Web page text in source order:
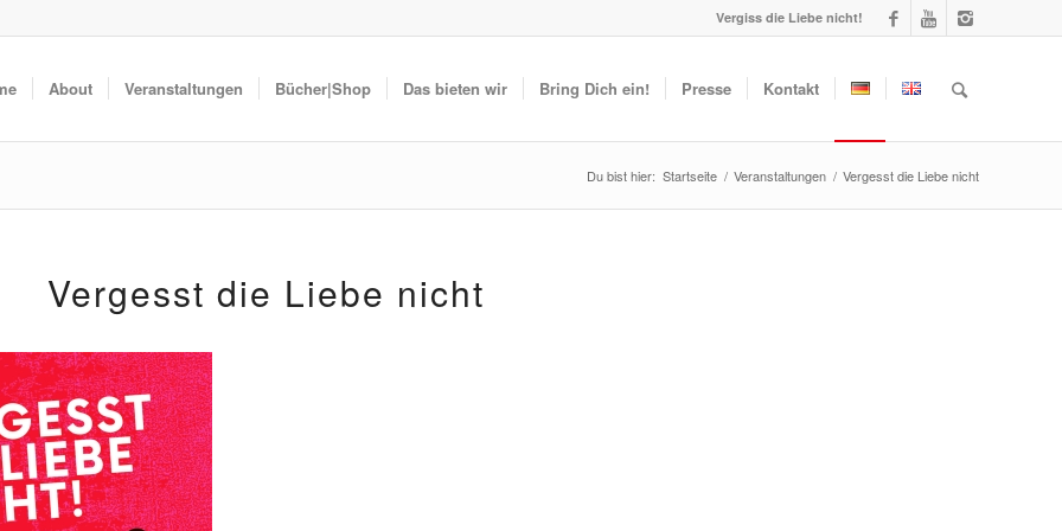
Vergiss die Liebe nicht!
About Veranstaltungen Bücher|Shop Das bieten wir Bring Dich ein! Presse Kontakt
Du bist hier: Startseite / Veranstaltungen / Vergesst die Liebe nicht
Vergesst die Liebe nicht